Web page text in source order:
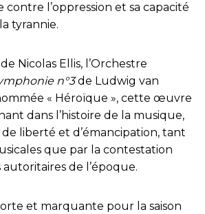
contre l’oppression et sa capacité
tyrannie.
Nicolas Ellis, l’Orchestre
n°3de Ludwig van
« Héroïque », cette œuvre
dans l’histoire de la musique,
liberté et d’émancipation, tant
que par la contestation
de l’époque.
et marquante pour la saison